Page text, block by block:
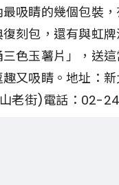
吸睛的幾個包裝
刻包，還有與虹
色玉薯片」，送
又吸睛。地址：
老街)電話：02-